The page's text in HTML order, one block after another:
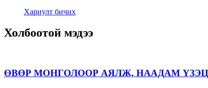
Хариулт бичих
Холбоотой мэдээ
ӨВӨР МОНГОЛООР АЯЛЖ, НААДАМ